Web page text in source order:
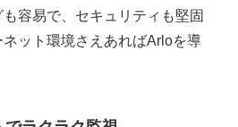
容易で、セキュリティも堅固
ット環境さえあればArloを導